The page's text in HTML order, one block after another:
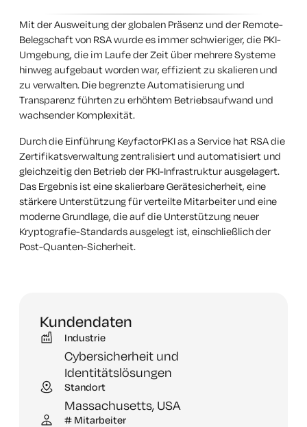
Mit der Ausweitung der globalen Präsenz und der Remote-
Belegschaft von RSA wurde es immer schwieriger, die PKI-
Umgebung, die im Laufe der Zeit über mehrere Systeme
hinweg aufgebaut worden war, effizient zu skalieren und
zu verwalten. Die begrenzte Automatisierung und
Transparenz führten zu erhöhtem Betriebsaufwand und
wachsender Komplexität.
Durch die Einführung KeyfactorPKI as a Service hat RSA die
Zertifikatsverwaltung zentralisiert und automatisiert und
gleichzeitig den Betrieb der PKI-Infrastruktur ausgelagert.
Das Ergebnis ist eine skalierbare Gerätesicherheit, eine
stärkere Unterstützung für verteilte Mitarbeiter und eine
moderne Grundlage, die auf die Unterstützung neuer
Kryptografie-Standards ausgelegt ist, einschließlich der
Post-Quanten-Sicherheit.
Kundendaten
Industrie
Cybersicherheit und
Identitätslösungen
Standort
Massachusetts, USA
# Mitarbeiter